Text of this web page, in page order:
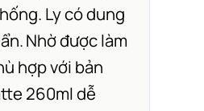
Ly có dung
Nhờ được làm
hợp với bản
260ml dễ